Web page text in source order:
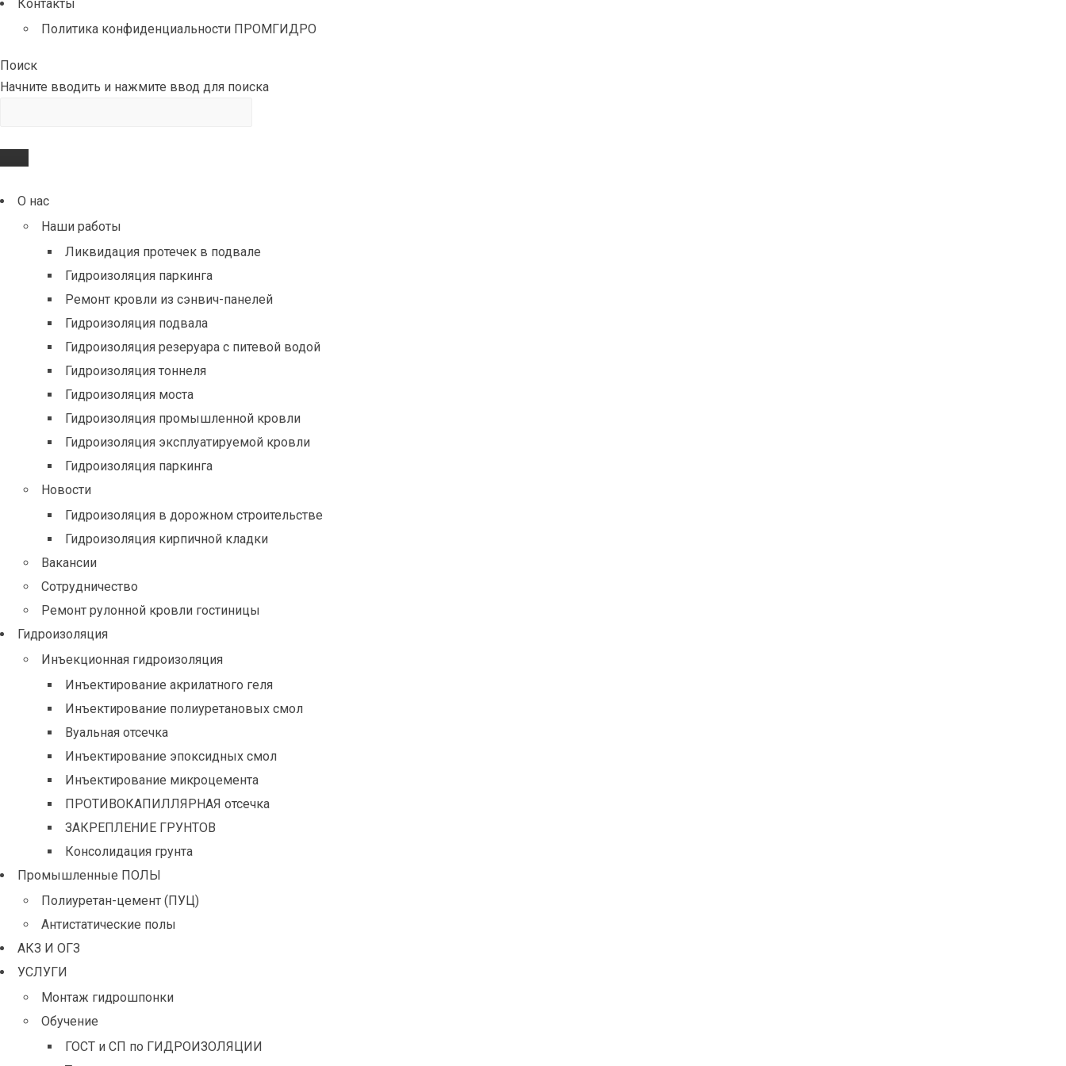
Контакты
Политика конфиденциальности ПРОМГИДРО
Поиск
Начните вводить и нажмите ввод для поиска
О нас
Наши работы
Ликвидация протечек в подвале
Гидроизоляция паркинга
Ремонт кровли из сэнвич-панелей
Гидроизоляция подвала
Гидроизоляция резеруара с питевой водой
Гидроизоляция тоннеля
Гидроизоляция моста
Гидроизоляция промышленной кровли
Гидроизоляция эксплуатируемой кровли
Гидроизоляция паркинга
Новости
Гидроизоляция в дорожном строительстве
Гидроизоляция кирпичной кладки
Вакансии
Сотрудничество
Ремонт рулонной кровли гостиницы
Гидроизоляция
Инъекционная гидроизоляция
Инъектирование акрилатного геля
Инъектирование полиуретановых смол
Вуальная отсечка
Инъектирование эпоксидных смол
Инъектирование микроцемента
ПРОТИВОКАПИЛЛЯРНАЯ отсечка
ЗАКРЕПЛЕНИЕ ГРУНТОВ
Консолидация грунта
Промышленные ПОЛЫ
Полиуретан-цемент (ПУЦ)
Антистатические полы
АКЗ И ОГЗ
УСЛУГИ
Монтаж гидрошпонки
Обучение
ГОСТ и СП по ГИДРОИЗОЛЯЦИИ